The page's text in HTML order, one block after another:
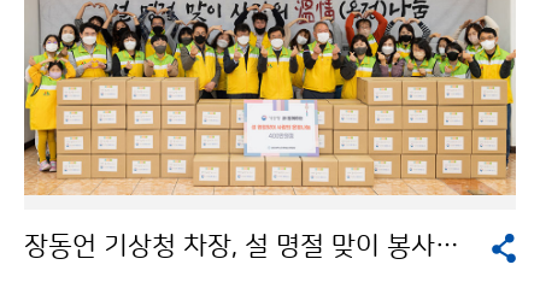
장동언 기상청 차장, 설 명절 맞이 봉사활동